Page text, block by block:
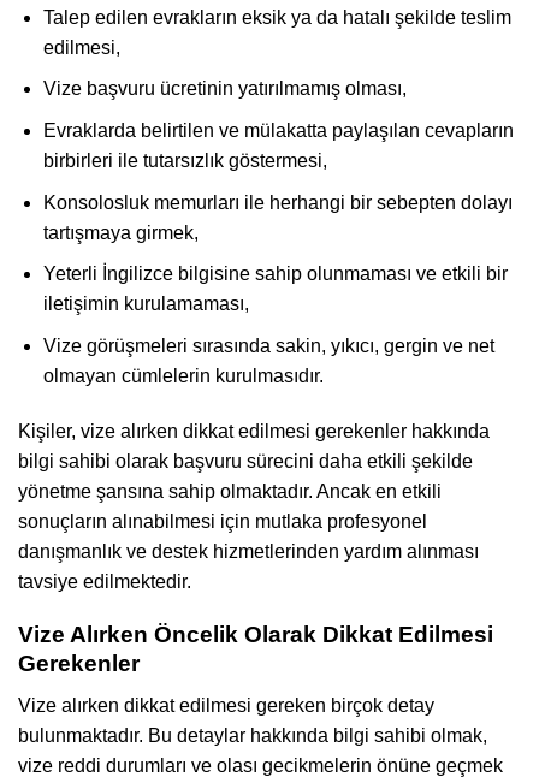
Talep edilen evrakların eksik ya da hatalı şekilde teslim
edilmesi,
Vize başvuru ücretinin yatırılmamış olması,
Evraklarda belirtilen ve mülakatta paylaşılan cevapların
birbirleri ile tutarsızlık göstermesi,
Konsolosluk memurları ile herhangi bir sebepten dolayı
tartışmaya girmek,
Yeterli İngilizce bilgisine sahip olunmaması ve etkili bir
iletişimin kurulamaması,
Vize görüşmeleri sırasında sakin, yıkıcı, gergin ve net
olmayan cümlelerin kurulmasıdır.
Kişiler, vize alırken dikkat edilmesi gerekenler hakkında
bilgi sahibi olarak başvuru sürecini daha etkili şekilde
yönetme şansına sahip olmaktadır. Ancak en etkili
sonuçların alınabilmesi için mutlaka profesyonel
danışmanlık ve destek hizmetlerinden yardım alınması
tavsiye edilmektedir.
Vize Alırken Öncelik Olarak Dikkat Edilmesi
Gerekenler
Vize alırken dikkat edilmesi gereken birçok detay
bulunmaktadır. Bu detaylar hakkında bilgi sahibi olmak,
vize reddi durumları ve olası gecikmelerin önüne geçmek